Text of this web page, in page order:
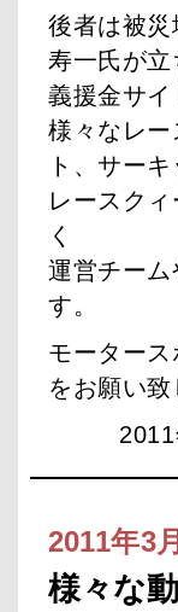
後者は被
寿一氏が立
義援金サイ
様々なレ
ト、サー
レースク
く
運営チー
す。
モーター
をお願い致
2011年3
様々な